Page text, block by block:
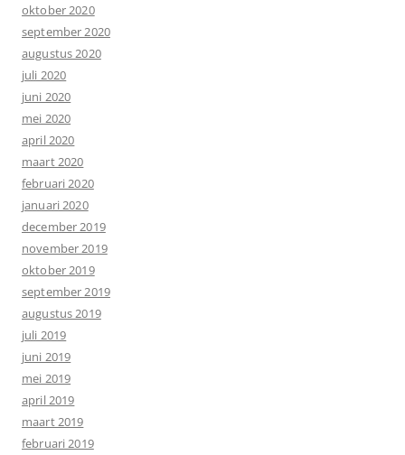
oktober 2020
september 2020
augustus 2020
juli 2020
juni 2020
mei 2020
april 2020
maart 2020
februari 2020
januari 2020
december 2019
november 2019
oktober 2019
september 2019
augustus 2019
juli 2019
juni 2019
mei 2019
april 2019
maart 2019
februari 2019